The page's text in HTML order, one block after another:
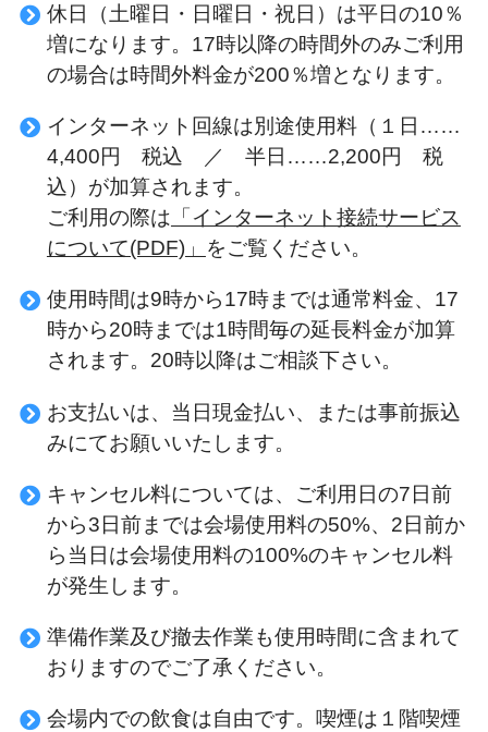
休日（土曜日・日曜日・祝日）は平日の10％
増になります。17時以降の時間外のみご利用
の場合は時間外料金が200％増となります。
インターネット回線は別途使用料（１日……
4,400円 税込 ／ 半日……2,200円 税
込）が加算されます。
ご利用の際は 「インターネット接続サービス
について(PDF)」 をご覧ください。
使用時間は9時から17時までは通常料金、17
時から20時までは1時間毎の延長料金が加算
されます。20時以降はご相談下さい。
お支払いは、当日現金払い、または事前振込
みにてお願いいたします。
キャンセル料については、ご利用日の7日前
から3日前までは会場使用料の50%、2日前か
ら当日は会場使用料の100%のキャンセル料
が発生します。
準備作業及び撤去作業も使用時間に含まれて
おりますのでご了承ください。
会場内での飲食は自由です。喫煙は１階喫煙